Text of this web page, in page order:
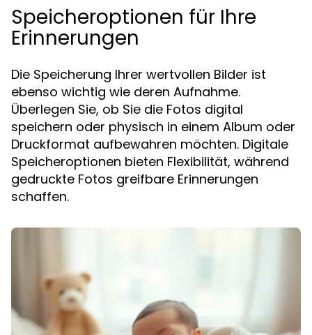
Speicheroptionen für Ihre
Erinnerungen
Die Speicherung Ihrer wertvollen Bilder ist
ebenso wichtig wie deren Aufnahme.
Überlegen Sie, ob Sie die Fotos digital
speichern oder physisch in einem Album oder
Druckformat aufbewahren möchten. Digitale
Speicheroptionen bieten Flexibilität, während
gedruckte Fotos greifbare Erinnerungen
schaffen.